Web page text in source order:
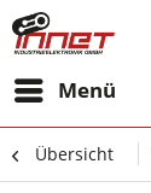
Menü
Übersicht